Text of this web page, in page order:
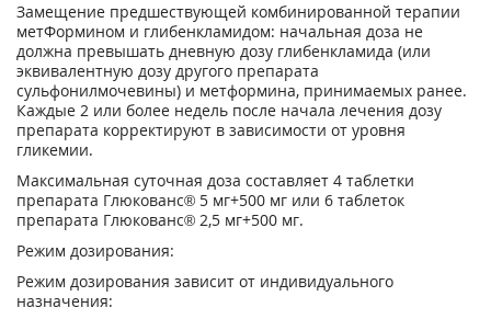
Замещение предшествующей комбинированной терапии
метФормином и глибенкламидом: начальная доза не
должна превышать дневную дозу глибенкламида (или
эквивалентную дозу другого препарата
сульфонилмочевины) и метформина, принимаемых ранее.
Каждые 2 или более недель после начала лечения дозу
препарата корректируют в зависимости от уровня
гликемии.
Максимальная суточная доза составляет 4 таблетки
препарата Глюкованс® 5 мг+500 мг или 6 таблеток
препарата Глюкованс® 2,5 мг+500 мг.
Режим дозирования:
Режим дозирования зависит от индивидуального
назначения: